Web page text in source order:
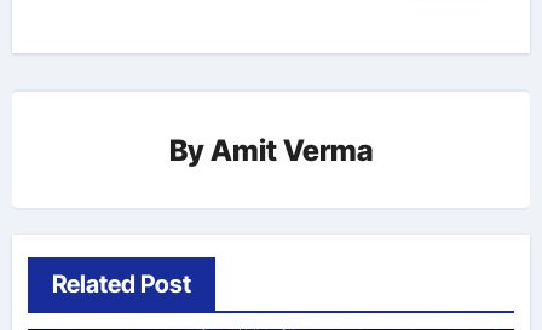
ByAmit Verma
Related Post